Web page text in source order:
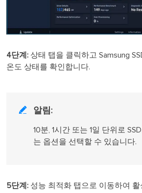
4단계: 상태 탭을 클릭하고 Samsung
온도 상태를 확인합니다.
 알림:
10분, 1시간 또는 1일 단위로
는 옵션을 선택할 수 있습니다.
5단계: 성능 최적화 탭으로 이동하여 활